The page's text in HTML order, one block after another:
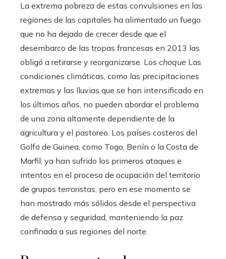
La extrema pobreza de estas convulsiones en las
regiones de las capitales ha alimentado un fuego
que no ha dejado de crecer desde que el
desembarco de las tropas francesas en 2013 las
obligó a retirarse y reorganizarse. Los choque Las
condiciones climáticas, como las precipitaciones
extremas y las lluvias que se han intensificado en
los últimos años, no pueden abordar el problema
de una zona altamente dependiente de la
agricultura y el pastoreo. Los países costeros del
Golfo de Guinea, como Togo, Benín o la Costa de
Marfil, ya han sufrido los primeros ataques e
intentos en el proceso de ocupación del territorio
de grupos terroristas, pero en ese momento se
han mostrado más sólidos desde el perspectiva
de defensa y seguridad, manteniendo la paz
confinada a sus regiones del norte.